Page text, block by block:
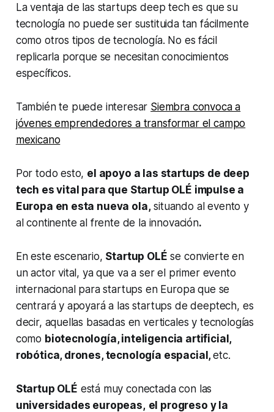
La ventaja de las startups deep teches que su
tecnología no puede ser sustituida tan fácilmente
como otros tipos de tecnología. No es fácil
replicarla porque se necesitan conocimientos
específicos.
También te puede interesar Siembra convoca a
jóvenes emprendedores a transformar el campo
mexicano
Por todo esto, el apoyo a las startups de deep
tech es vital para que Startup OLÉ impulse a
Europa en esta nueva ola,situando al evento y
al continente al frente de la innovación.
En este escenario, Startup OLÉ se convierte en
un actor vital, ya que va a ser el primer evento
internacional parastartups en Europa que se
centrará y apoyará a lasstartups dedeeptech, es
decir, aquellas basadas en verticales y tecnologías
como biotecnología, inteligencia artificial,
robótica, drones, tecnología espacial,etc.
Startup OLÉ está muy conectada con las
universidades europeas, el progreso y la